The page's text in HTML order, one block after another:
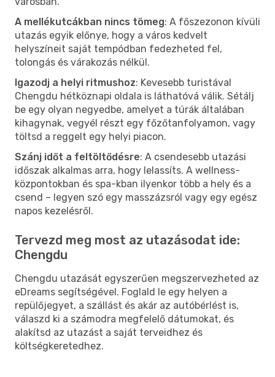
A mellékutcákban nincs tömeg: A főszezonon kívüli
utazás egyik előnye, hogy a város kedvelt
helyszíneit saját tempódban fedezheted fel,
tolongás és várakozás nélkül.
Igazodj a helyi ritmushoz: Kevesebb turistával
Chengdu hétköznapi oldala is láthatóvá válik. Sétálj
be egy olyan negyedbe, amelyet a túrák általában
kihagynak, vegyél részt egy főzőtanfolyamon, vagy
töltsd a reggelt egy helyi piacon.
Szánj időt a feltöltődésre: A csendesebb utazási
időszak alkalmas arra, hogy lelassíts. A wellness-
központokban és spa-kban ilyenkor több a hely és a
csend – legyen szó egy masszázsról vagy egy egész
napos kezelésről.
Tervezd meg most az utazásodat ide:
Chengdu
Chengdu utazását egyszerűen megszervezheted az
eDreams segítségével. Foglald le egy helyen a
repülőjegyet, a szállást és akár az autóbérlést is,
válaszd ki a számodra megfelelő dátumokat, és
alakítsd az utazást a saját terveidhez és
költségkeretedhez.